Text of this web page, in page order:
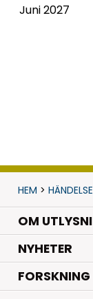
Juni 2027
HEM >
OM
NYHETER.
FORSKNING.